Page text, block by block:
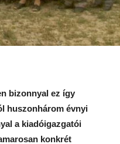
bizonnyal ez így
huszonhárom évnyi
a kiadóigazgatói
konkrét